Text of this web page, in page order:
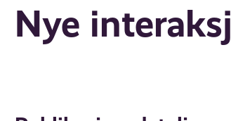
Nye